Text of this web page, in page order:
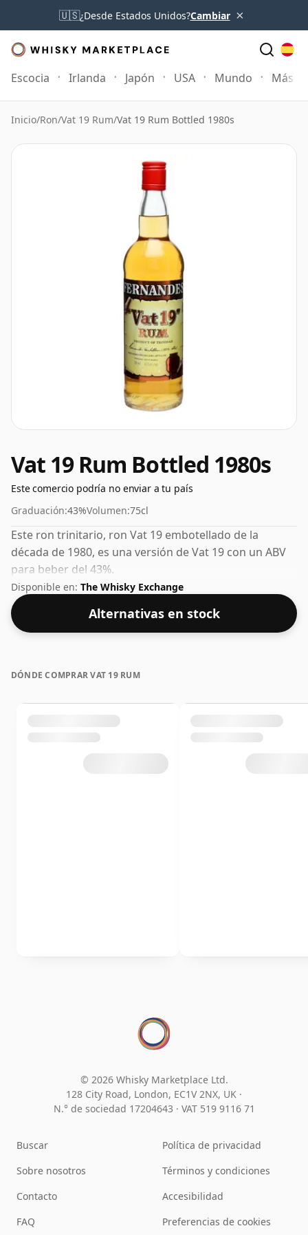
🇺🇸¿Desde Estados Unidos?Cambiar ×
Escocia Irlanda Japón USA Mundo Más
Inicio/Ron/Vat 19 Rum/Vat 19 Rum Bottled 1980s
Vat 19 Rum Bottled 1980s
Este comercio podría no enviar a tu país
Graduación:43%Volumen:75cl
Este ron trinitario, ron Vat 19 embotellado de la
década de 1980, es una versión de Vat 19 con un ABV
para beber del 43%.
Disponible en: The Whisky Exchange
Alternativas en stock
DÓNDE COMPRAR VAT 19 RUM
© 2026 Whisky Marketplace Ltd.
128 City Road, London, EC1V 2NX, UK ·
N.° de sociedad 17204643 · VAT 519 9116 71
Buscar
Sobre nosotros
Contacto
FAQ
Política de privacidad
Términos y condiciones
Accesibilidad
Preferencias de cookies